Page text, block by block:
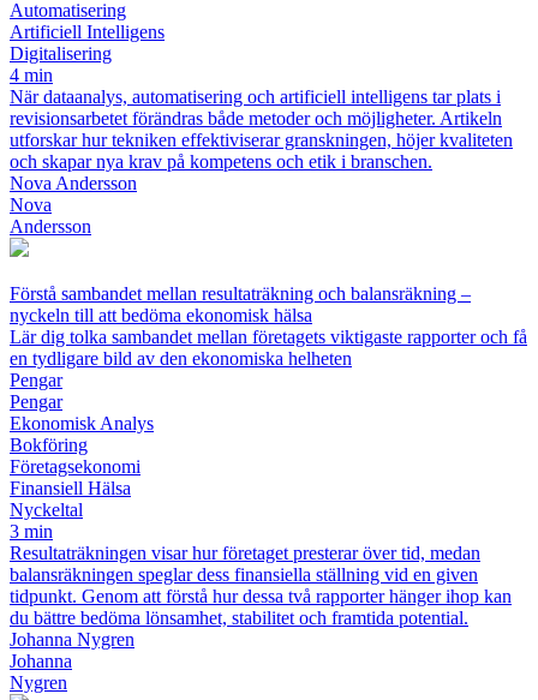
Automatisering
Artificiell Intelligens
Digitalisering
4 min
När dataanalys, automatisering och artificiell intelligens tar plats i
revisionsarbetet förändras både metoder och möjligheter. Artikeln
utforskar hur tekniken effektiviserar granskningen, höjer kvaliteten
och skapar nya krav på kompetens och etik i branschen.
Nova Andersson
Nova
Andersson
Förstå sambandet mellan resultaträkning och balansräkning –
nyckeln till att bedöma ekonomisk hälsa
Lär dig tolka sambandet mellan företagets viktigaste rapporter och få
en tydligare bild av den ekonomiska helheten
Pengar
Pengar
Ekonomisk Analys
Bokföring
Företagsekonomi
Finansiell Hälsa
Nyckeltal
3 min
Resultaträkningen visar hur företaget presterar över tid, medan
balansräkningen speglar dess finansiella ställning vid en given
tidpunkt. Genom att förstå hur dessa två rapporter hänger ihop kan
du bättre bedöma lönsamhet, stabilitet och framtida potential.
Johanna Nygren
Johanna
Nygren